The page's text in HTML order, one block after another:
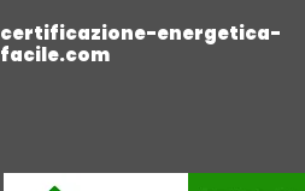
certificazione-energetica-
facile.com